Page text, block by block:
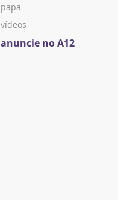
papa
vídeos
anuncie no A12